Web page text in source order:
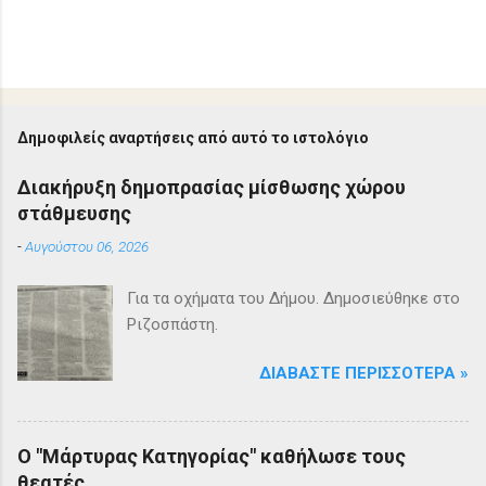
Δημοφιλείς αναρτήσεις από αυτό το ιστολόγιο
Διακήρυξη δημοπρασίας μίσθωσης χώρου
στάθμευσης
-Αυγούστου 06, 2026
Για τα οχήματα του Δήμου. Δημοσιεύθηκε στο
Ριζοσπάστη.
ΔΙΑΒΆΣΤΕ ΠΕΡΙΣΣΌΤΕΡΑ »
Ο "Μάρτυρας Κατηγορίας" καθήλωσε τους